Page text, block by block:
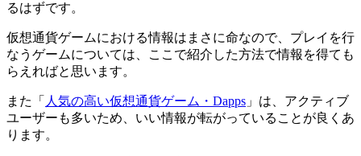
るはずです。
仮想通貨ゲームにおける情報はまさに命なので、プレイを行
なうゲームについては、ここで紹介した方法で情報を得ても
らえればと思います。
また「 人気の高い仮想通貨ゲーム・Dapps 」は、アクティブ
ユーザーも多いため、いい情報が転がっていることが良くあ
ります。